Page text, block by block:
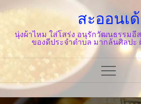
content
สะออนเด้
นุ่งผ้าไหม ใส่โสร่ง อนุรักวัฒนธรรมอี
ของดีประจำตำบล มากล้นศิลปะ